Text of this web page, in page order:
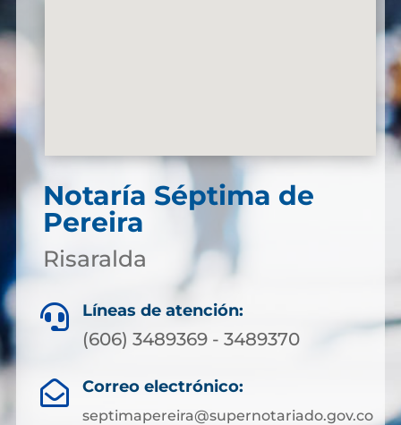
Notaría Séptima de
Pereira
Risaralda
 Líneas de atención:
(606) 3489369 - 3489370
 Correo electrónico:
septimapereira@supernotariado.gov.co